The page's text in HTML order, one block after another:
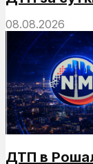
08.08.2026
ДТП в